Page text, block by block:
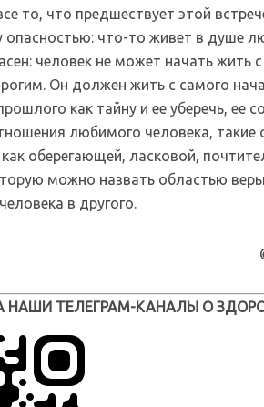
то, что предшествует этой
опасностью: что-то живет в душе
человек не может начать жить с
Он должен жить с самого
как тайну и ее уберечь, ее
любимого человека, такие
как оберегающей, ласковой,
можно назвать областью
в другого.
НАШИ ТЕЛЕГРАМ-КАНАЛЫ О